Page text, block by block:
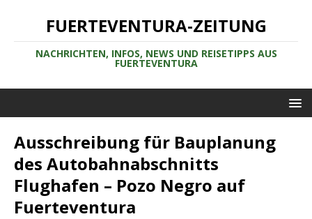
FUERTEVENTURA-ZEITUNG
NACHRICHTEN, INFOS, NEWS UND REISETIPPS AUS
FUERTEVENTURA
Ausschreibung für Bauplanung
des Autobahnabschnitts
Flughafen – Pozo Negro auf
Fuerteventura